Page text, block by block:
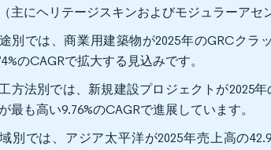
主にヘリテージスキンおよびモジュラーアセ
別では、商業用建築物が2025年のGRCクラ
のCAGRで拡大する見込みです。
方法別では、新規建設プロジェクトが2025
最も高い9.76%のCAGRで進展しています。
別では、アジア太平洋が2025年売上高の